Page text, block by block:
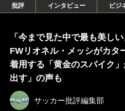
批評
インタビュー ビジ
「今まで見た中で最も美し
FWリオネル・メッシがカタ
着用する「黄金のスパイク
出す」の声も
サッカー批評編集部